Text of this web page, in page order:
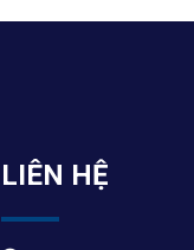
LIÊN HỆ